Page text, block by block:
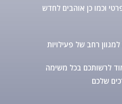
וכמו כן אוהבים לחדש
? חברת 3פון תשמח לעמוד לרשותכם בכל משימה
שלכם